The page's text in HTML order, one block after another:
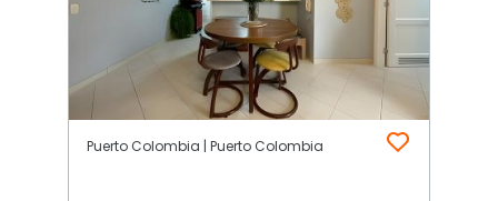
Puerto Colombia | Puerto Colombia